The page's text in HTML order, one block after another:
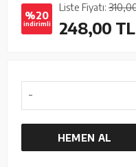
%20
indirimli
Liste Fiyatı:
248,00 TL
HEMEN AL